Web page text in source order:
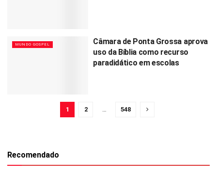
MUNDO GOSPEL
Câmara de Ponta Grossa aprova
uso da Bíblia como recurso
paradidático em escolas
1 2 548
Recomendado